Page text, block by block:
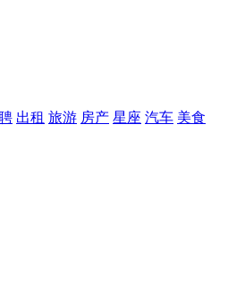
出租 旅游 房产 星座 汽车 美食